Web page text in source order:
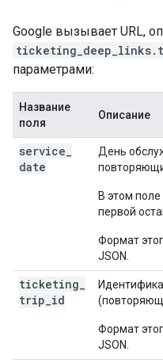
Google вызывает URL,
параметрами:
Название
поля
Описание
service
date
День
В этом
первой
Формат
JSON.
ticketing
trip id
Формат
JSON.